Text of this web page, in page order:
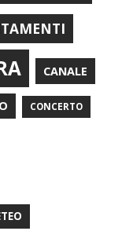
CANALE
CONCERTO